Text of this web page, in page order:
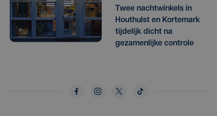
Twee nachtwinkels in
Houthulst en Kortemark
tijdelijk dicht na
gezamenlijke controle